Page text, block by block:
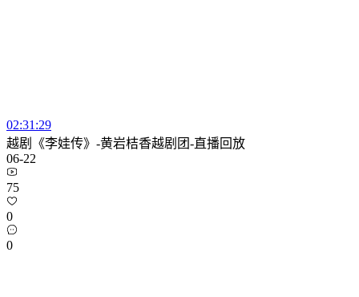
02:31:29
越剧《李娃传》-黄岩桔香越剧团-直播回放
06-22
75
0
0